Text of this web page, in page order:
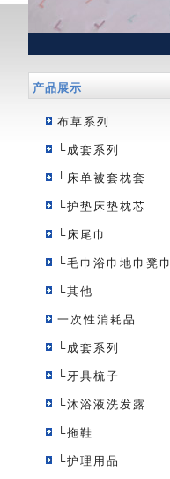
产品展示
布草系列
└成套系列
└床单被套枕套
└护垫床垫枕芯
└床尾巾
└毛巾浴巾地巾凳巾
└其他
一次性消耗品
└成套系列
└牙具梳子
└沐浴液洗发露
└拖鞋
└护理用品